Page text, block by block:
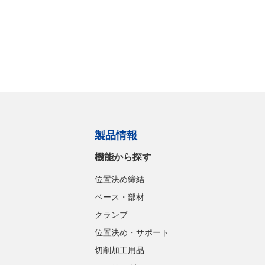
製品情報
機能から探す
位置決め締結
ベース・部材
クランプ
位置決め・サポート
切削加工用品